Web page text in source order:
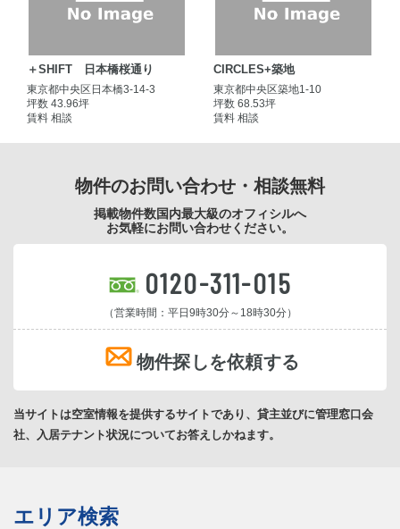
＋SHIFT 日本橋桜通り
東京都中央区日本橋3-14-3
坪数 43.96坪
賃料 相談
CIRCLES+築地
東京都中央区築地1-10
坪数 68.53坪
賃料 相談
物件のお問い合わせ・相談無料
掲載物件数国内最大級のオフィシルへ
お気軽にお問い合わせください。
0120-311-015
（営業時間：平日9時30分～18時30分）
物件探しを依頼する
当サイトは空室情報を提供するサイトであり、貸主並びに管理窓口会
社、入居テナント状況についてお答えしかねます。
エリア検索